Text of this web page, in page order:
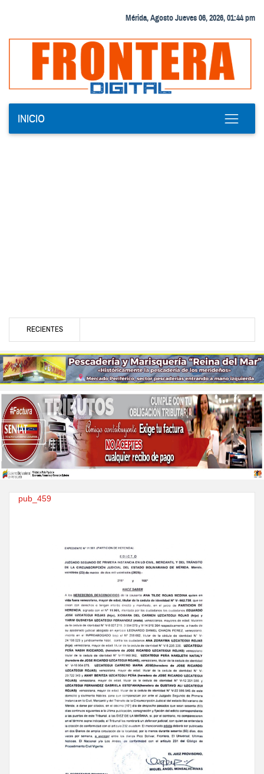
Mérida, Agosto Jueves 06, 2026, 01:44 pm
INICIO
RECIENTES
pub_459